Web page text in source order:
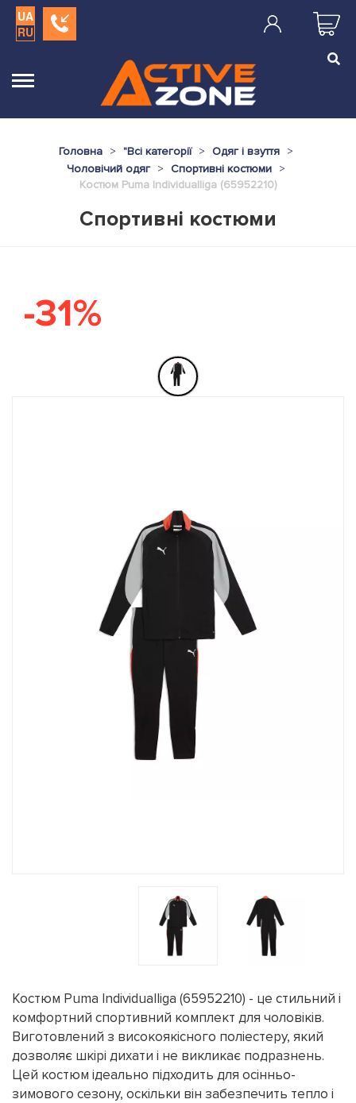
UA
RU
Головна "Всі категорії
Одяг і взуття
Чоловічий одяг
Спортивні костюми
Костюм Puma Individualliga (65952210)
Спортивні костюми
-31%
Костюм Puma Individualliga (65952210) - це стильний і
комфортний спортивний комплект для чоловіків.
Виготовлений з високоякісного поліестеру, який
дозволяє шкірі дихати і не викликає подразнень.
Цей костюм ідеально підходить для осінньо-
зимового сезону, оскільки він забезпечить тепло і